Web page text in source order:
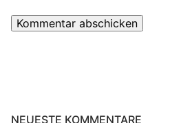
NEUESTE KOMMENTARE